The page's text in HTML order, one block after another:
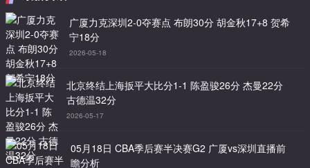
广厦力克深圳2-0夺赛点 布朗30分 胡金秋17+8 贺希
宁18分
2026-05-18
北京终结上海扳平大比分1-1 陈盈骏26分 杰曼22分
古德温32分
2026-05-17
05月18日 CBA季后赛半决赛G2 广厦vs深圳直播前
瞻分析